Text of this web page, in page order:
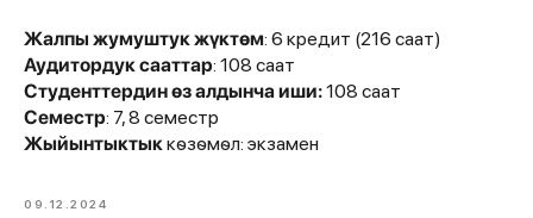
Жалпы жумуштук жүктөм: 6 кредит (216 саат)
Аудитордук сааттар: 108 саат
Студенттердин ѳз алдынча иши:108 саат
Семестр: 7, 8 семестр
Жыйынтыктыккѳзѳмѳл: экзамен
09.12.2024